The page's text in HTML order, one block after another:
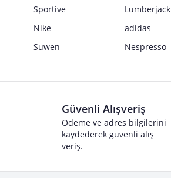
Sportive
Lumberjack
Nike
adidas
Suwen
Nespresso
Güvenli Alışveriş
Ödeme ve adres bilgilerini
kaydederek güvenli alış
veriş.